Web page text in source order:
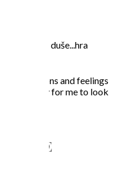
mojej duše...hra
situations and feelings
opportunity for me to look
ME